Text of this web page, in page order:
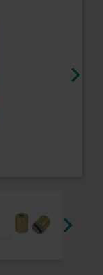

